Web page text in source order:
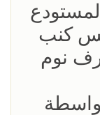
كنب
نوم